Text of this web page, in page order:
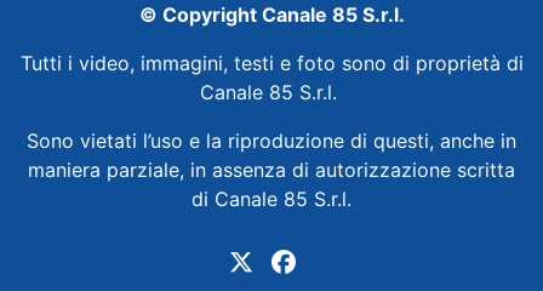
© Copyright Canale 85 S.r.l.
Tutti i video, immagini, testi e foto sono di proprietà di
Canale 85 S.r.l.
Sono vietati l’uso e la riproduzione di questi, anche in
maniera parziale, in assenza di autorizzazione scritta
di Canale 85 S.r.l.